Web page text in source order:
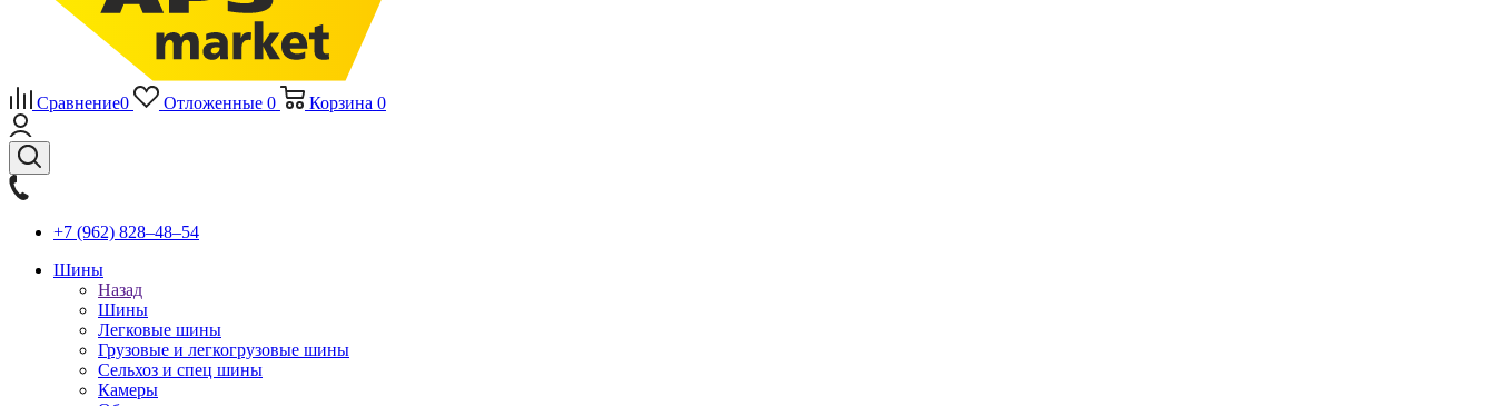
Сравнение0 Отложенные 0 Корзина 0
+7 (962) 828‒48‒54
Шины
Назад
Шины
Легковые шины
Грузовые и легкогрузовые шины
Сельхоз и спец шины
Камеры